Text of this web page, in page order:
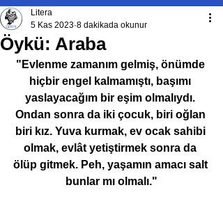
Öykü: Araba
Litera
5 Kas 2023 8 dakikada okunur
"Evlenme zamanım gelmiş, önümde
hiçbir engel kalmamıştı, başımı
yaslayacağım bir eşim olmalıydı.
Ondan sonra da iki çocuk, biri oğlan
biri kız. Yuva kurmak, ev ocak sahibi
olmak, evlât yetiştirmek sonra da
ölüp gitmek. Peh, yaşamın amacı salt
bunlar mı olmalı."